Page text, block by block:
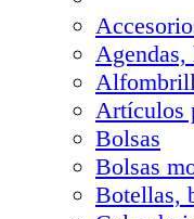
Agendas,
Artículos
Bolsas
Bolsas
Botellas,